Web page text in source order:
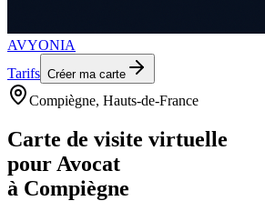
AVYONIA
Tarifs Créer ma carte
Compiègne, Hauts-de-France
Carte de visite virtuelle
pour Avocat
à Compiègne